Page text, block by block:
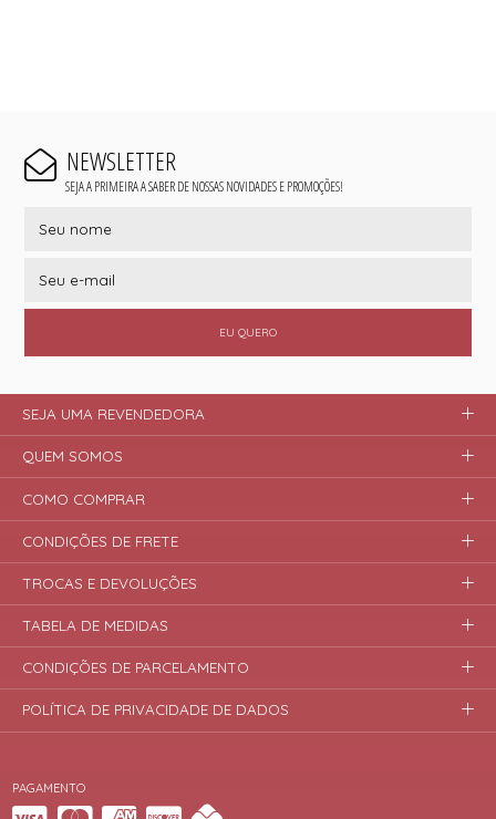
NEWSLETTER
SEJA A PRIMEIRA A SABER DE NOSSAS NOVIDADES E PROMOÇÕES!
EU QUERO
PAGAMENTO
SEJA UMA REVENDEDORA
QUEM SOMOS
COMO COMPRAR
CONDIÇÕES DE FRETE
TROCAS E DEVOLUÇÕES
TABELA DE MEDIDAS
CONDIÇÕES DE PARCELAMENTO
POLÍTICA DE PRIVACIDADE DE DADOS